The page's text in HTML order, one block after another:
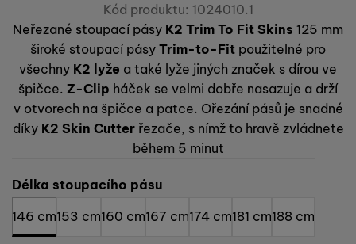
vám pomoci s vyplňováním formulářů, umožní nám zobrazit
služby jako je chat a podobně.
náš web dále zlepšovat.
Povoleno
Tyto cookies nám umožňují měření výkonu našeho webu i
našich reklamních kampaní. Jejich pomocí určujeme počet
návštěv a zdroje návštěv našich internetových stránek. Data
získaná pomocí těchto cookies zpracováváme souhrnně a
anonymně, takže nejsme schopni identifikovat konkrétní
uživatele našeho webu.
Marketingové
Marketingové -abychom vás neobtěžovali nevhodnou
reklamou.
Povoleno
abychom vám mohli zobrazit vhodné obsahy nebo reklamy jak
na našich stránkách, tak na stránkách třetích stran.
Kód produktu: 1024010.1
Neřezané stoupací pásy K2 Trim To Fit Skins 125 mm
široké stoupací pásy Trim-to-Fit použitelné pro
všechny K2 lyže a také lyže jiných značek s dírou ve
špičce. Z-Clip háček se velmi dobře nasazuje a drží
v otvorech na špičce a patce. Ořezání pásů je snadné
díky K2 Skin Cutterřezače, s nímž to hravě zvládnete
během 5 minut
Vyberte variantu
Délka stoupacího pásu
146 cm153 cm160 cm167 cm174 cm181 cm188 cm